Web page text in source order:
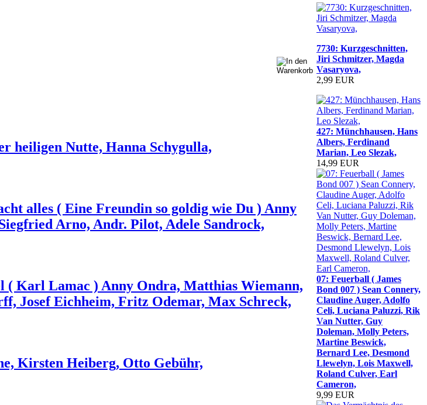
heiligen Nutte, Hanna Schygulla,
alles ( Eine Freundin so goldig wie Du ) Anny
Arno, Andr. Pilot, Adele Sandrock,
( Karl Lamac ) Anny Ondra, Matthias Wiemann,
Josef Eichheim, Fritz Odemar, Max Schreck,
Kirsten Heiberg, Otto Gebühr,
7730: Kurzgeschnitten,
Jiri Schmitzer, Magda
Vasaryova,
2,99 EUR
427: Münchhausen, Hans
Albers, Ferdinand
Marian, Leo Slezak,
14,99 EUR
07: Feuerball ( James
Bond 007 ) Sean Connery,
Claudine Auger, Adolfo
Celi, Luciana Paluzzi, Rik
Van Nutter, Guy
Doleman, Molly Peters,
Martine Beswick,
Bernard Lee, Desmond
Llewelyn, Lois Maxwell,
Roland Culver, Earl
Cameron,
9,99 EUR